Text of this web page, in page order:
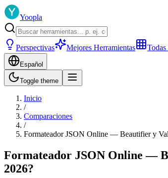
Yoopla
Perspectivas Mejores Herramientas Todas
Español
Toggle theme
Inicio
/
Comparaciones
/
Formateador JSON Online — Beautifier y
Formateador JSON Online —
2026?